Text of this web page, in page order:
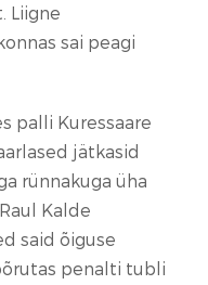
Liigne
sai peagi
palli Kuressaare
jätkasid
rünnakuga üha
Kalde
said õiguse
penalti tubli